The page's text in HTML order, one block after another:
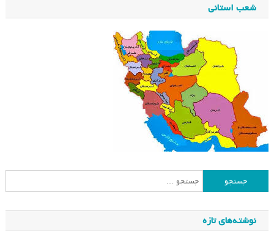
شعب استانی
جستجو
برای:
نوشته‌های تازه